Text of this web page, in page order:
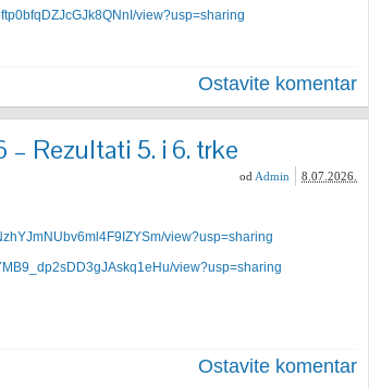
view?usp=sharing
Ostavite komentar
– Rezultati 5. i 6. trke
8.07.2026.
od Admin
view?usp=sharing
view?usp=sharing
Ostavite komentar